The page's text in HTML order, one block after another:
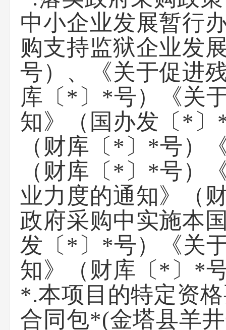
中小企业发展暂行
购支持监狱企业发
号）、《关于促进
库〔*〕*号）《关
知》（国办发〔*
（财库〔*〕*号）
（财库〔*〕*号）
业力度的通知》（
政府采购中实施本
发〔*〕*号）《关
知》（财库〔*〕*
*.本项目的特定资
合同包*(金塔县羊